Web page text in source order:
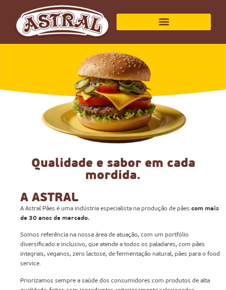
Qualidade e sabor em cada
mordida.
A ASTRAL
A Astral Pães é uma indústria especialista na produção de pães com mais
de 30 anos de mercado.
Somos referência na nossa área de atuação, com um portfólio
diversificado e inclusivo, que atende a todos os paladares, com pães
integrais, veganos, zero lactose, de fermentação natural, pães para o food
service.
Priorizamos sempre a saúde dos consumidores com produtos de alta